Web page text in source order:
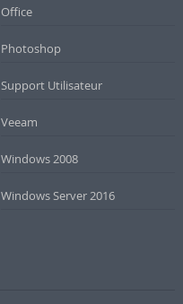
Office
Photoshop
Support Utilisateur
Veeam
Windows 2008
Windows Server 2016